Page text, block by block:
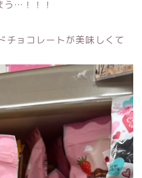
う…！！！
チョコレートが美味しくて